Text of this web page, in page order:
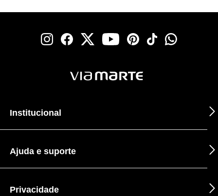
Institucional
Ajuda e suporte
Privacidade